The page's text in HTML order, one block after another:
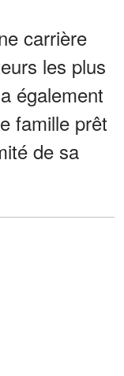
carrière
les plus
également
famille prêt
de sa